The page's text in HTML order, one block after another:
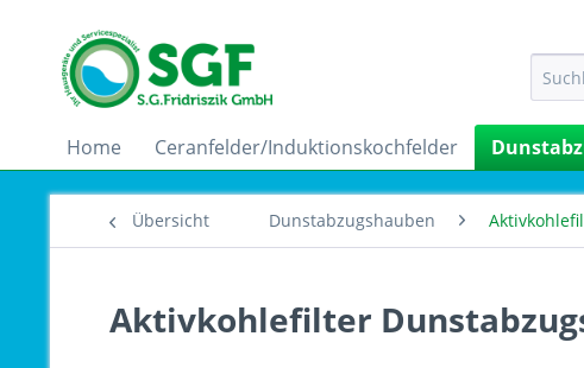
Home Ceranfelder/Induktionskochfelder
Übersicht Dunstabzugshauben
Aktivkohlefilter